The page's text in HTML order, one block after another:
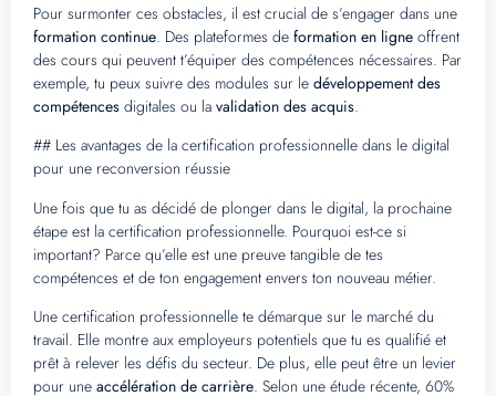
Pour surmonter ces obstacles, il est crucial de s’engager dans une
formation continue. Des plateformes de formation en ligne offrent
des cours qui peuvent t’équiper des compétences nécessaires. Par
exemple, tu peux suivre des modules sur le développement des
compétences digitales ou la validation des acquis.
## Les avantages de la certification professionnelle dans le digital
pour une reconversion réussie
Une fois que tu as décidé de plonger dans le digital, la prochaine
étape est la certification professionnelle. Pourquoi est-ce si
important? Parce qu’elle est une preuve tangible de tes
compétences et de ton engagement envers ton nouveau métier.
Une certification professionnelle te démarque sur le marché du
travail. Elle montre aux employeurs potentiels que tu es qualifié et
prêt à relever les défis du secteur. De plus, elle peut être un levier
pour une accélération de carrière. Selon une étude récente, 60%